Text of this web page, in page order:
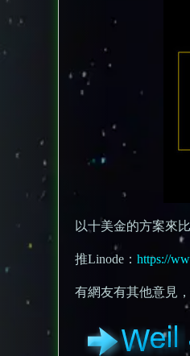
以十美金的方案來
推Linode： https://
有網友有其他意見，